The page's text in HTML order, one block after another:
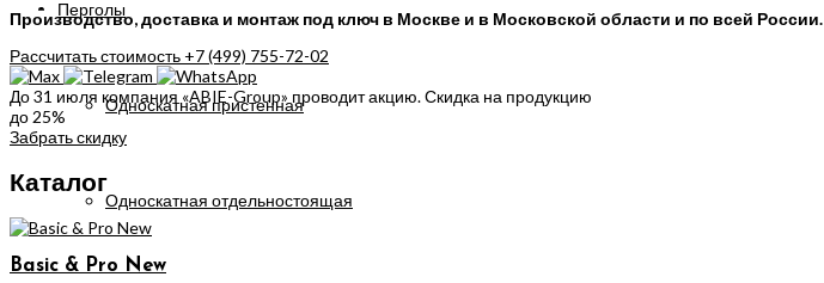
Перголы
Односкатная пристенная
Односкатная отдельностоящая
Производство, доставка и монтаж под ключ в Москве и в Московской области и по всей России.
Рассчитать стоимость +7 (499) 755-72-02
До 31 июля компания «ABIE-Group» проводит акцию. Скидка на продукцию
до 25%
Забрать скидку
Каталог
Basic & Pro New